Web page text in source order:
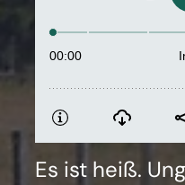
Es ist heiß.